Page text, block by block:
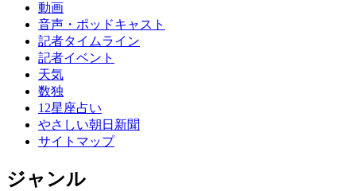
動画
音声・ポッドキャスト
記者タイムライン
記者イベント
天気
数独
12星座占い
やさしい朝日新聞
サイトマップ
ジャンル